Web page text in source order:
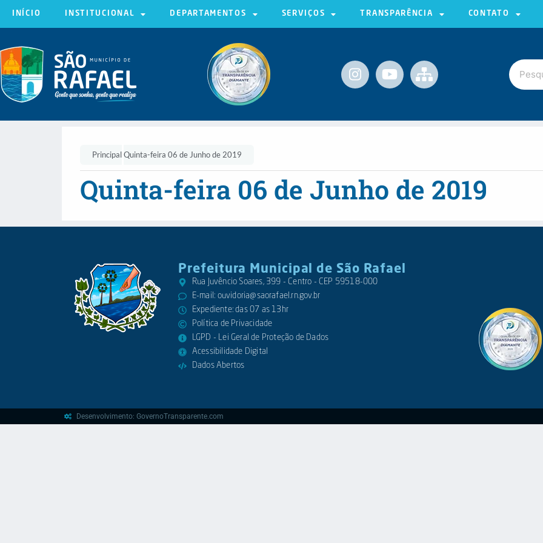
INÍCIO INSTITUCIONAL DEPARTAMENTOS SERVIÇOS TRANSPARÊNCIA CONTATO
PrincipalQuinta-feira 06 de Junho de 2019
Quinta-feira 06 de Junho de 2019
Prefeitura Municipal de São Rafael
Rua Juvêncio Soares, 399 - Centro - CEP 59518-000
E-mail: ouvidoria@saorafael.rn.gov.br
Expediente: das 07 as 13hr
Política de Privacidade
LGPD - Lei Geral de Proteção de Dados
Acessibilidade Digital
Dados Abertos
Desenvolvimento: GovernoTransparente.com